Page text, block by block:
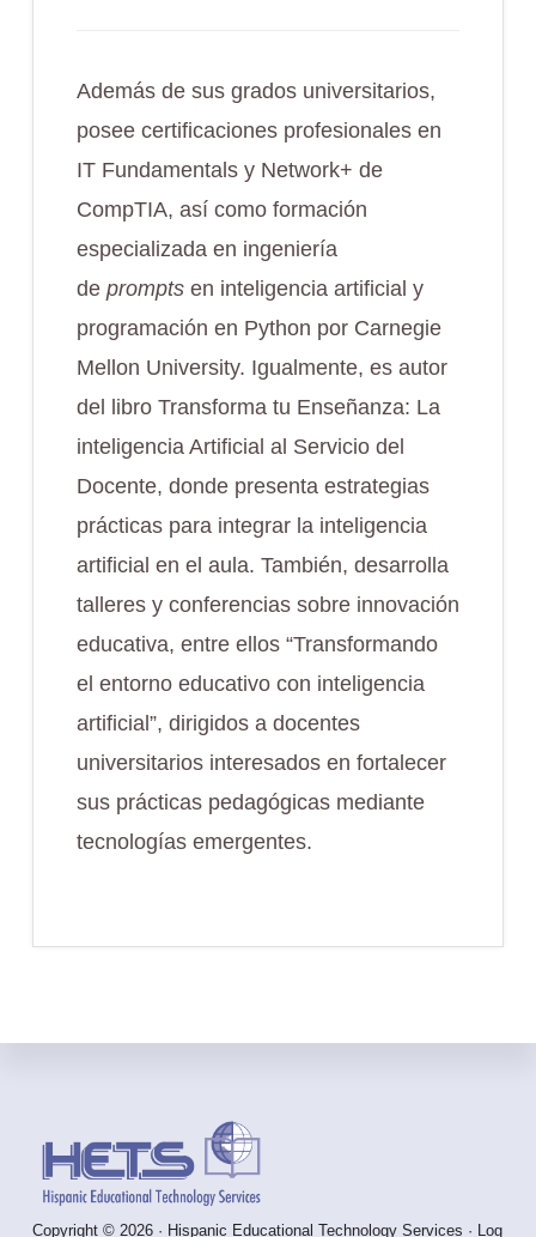
Además de sus grados universitarios,
posee certificaciones profesionales en
IT Fundamentals y Network+ de
CompTIA, así como formación
especializada en ingeniería
de promptsen inteligencia artificial y
programación en Python por Carnegie
Mellon University. Igualmente, es autor
del libro Transforma tu Enseñanza: La
inteligencia Artificial al Servicio del
Docente, donde presenta estrategias
prácticas para integrar la inteligencia
artificial en el aula. También, desarrolla
talleres y conferencias sobre innovación
educativa, entre ellos “Transformando
el entorno educativo con inteligencia
artificial”, dirigidos a docentes
universitarios interesados en fortalecer
sus prácticas pedagógicas mediante
tecnologías emergentes.
Copyright © 2026 · Hispanic Educational Technology Services · Log